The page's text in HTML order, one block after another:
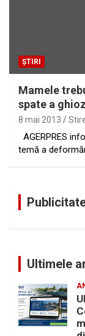
ȘTIRI
Mamele
spate a
8 mai 2013
AGERPRES
temă a
Ultimele